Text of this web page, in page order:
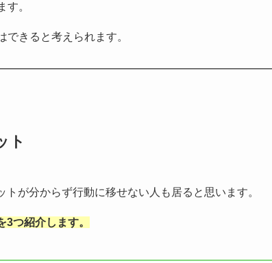
す。
きると考えられます。
ト
が分からず行動に移せない人も居ると思います。
つ紹介します。